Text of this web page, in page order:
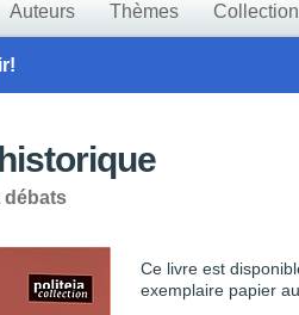
Auteurs Thèmes
débats
Ce livre est
exemplaire papier